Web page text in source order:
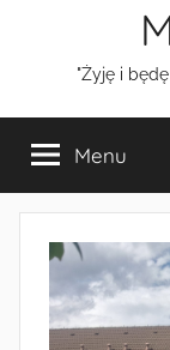
"Żyję i
Menu